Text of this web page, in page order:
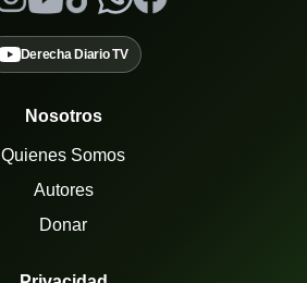
Derecha Diario TV
Nosotros
Quienes Somos
Autores
Donar